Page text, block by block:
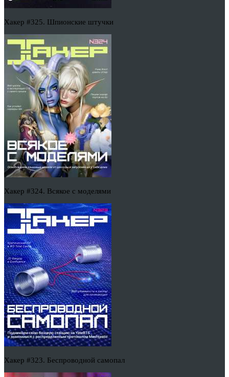
Хакер #325. Шпионские штучки
Хакер #324. Всякое с моделями
Хакер #323. Беспроводной самопал